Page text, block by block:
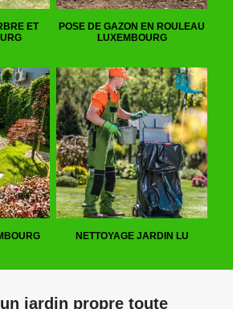
ET
POSE DE GAZON EN ROULEAU
LUXEMBOURG
NETTOYAGE JARDIN LU
jardin propre toute